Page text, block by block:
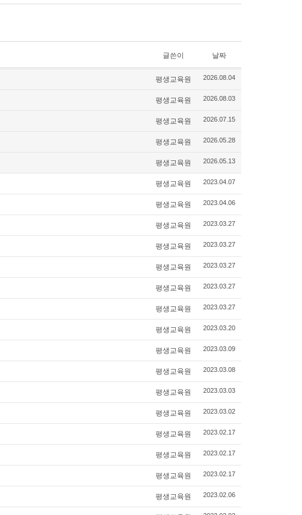
글쓴이 날짜
평생교육원 2026.08.04
평생교육원 2026.08.03
평생교육원 2026.07.15
평생교육원 2026.05.28
평생교육원 2026.05.13
평생교육원 2023.04.07
평생교육원 2023.04.06
평생교육원 2023.03.27
평생교육원 2023.03.27
평생교육원 2023.03.27
평생교육원 2023.03.27
평생교육원 2023.03.27
평생교육원 2023.03.20
평생교육원 2023.03.09
평생교육원 2023.03.08
평생교육원 2023.03.03
평생교육원 2023.03.02
평생교육원 2023.02.17
평생교육원 2023.02.17
평생교육원 2023.02.17
평생교육원 2023.02.06